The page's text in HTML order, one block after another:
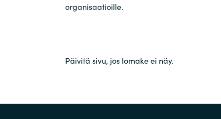
United States
organisaatioille.
Päivitä sivu, jos lomake ei näy.